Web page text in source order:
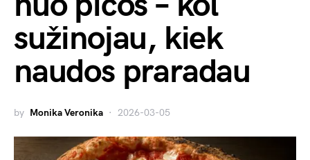
sužinojau, kiek
naudos praradau
by Monika Veronika 2026-03-05